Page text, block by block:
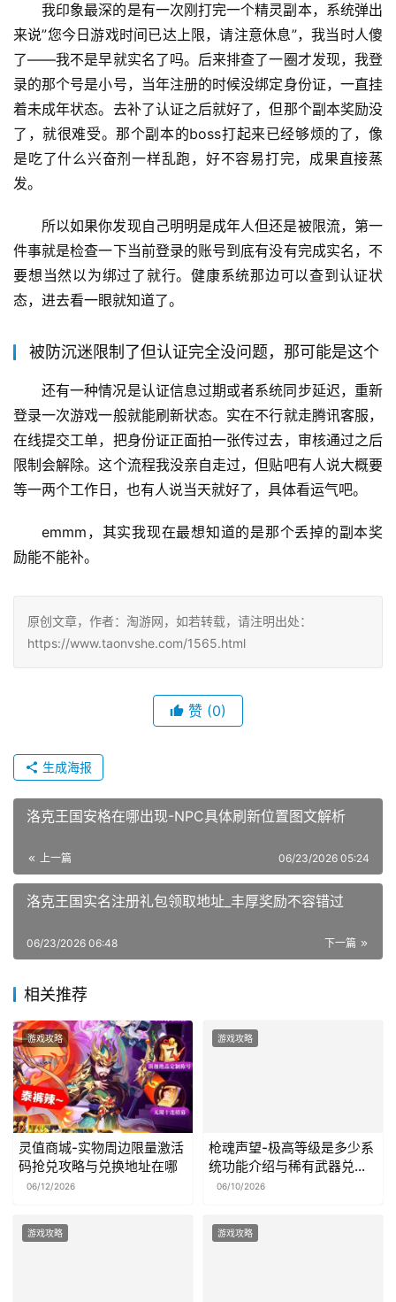
我印象最深的是有一次刚打完一个精灵副本，系统弹出
来说”您今日游戏时间已达上限，请注意休息”，我当时人傻
了——我不是早就实名了吗。后来排查了一圈才发现，我登
录的那个号是小号，当年注册的时候没绑定身份证，一直挂
着未成年状态。去补了认证之后就好了，但那个副本奖励没
了，就很难受。那个副本的boss打起来已经够烦的了，像
是吃了什么兴奋剂一样乱跑，好不容易打完，成果直接蒸
发。
所以如果你发现自己明明是成年人但还是被限流，第一
件事就是检查一下当前登录的账号到底有没有完成实名，不
要想当然以为绑过了就行。健康系统那边可以查到认证状
态，进去看一眼就知道了。
被防沉迷限制了但认证完全没问题，那可能是这个
还有一种情况是认证信息过期或者系统同步延迟，重新
登录一次游戏一般就能刷新状态。实在不行就走腾讯客服，
在线提交工单，把身份证正面拍一张传过去，审核通过之后
限制会解除。这个流程我没亲自走过，但贴吧有人说大概要
等一两个工作日，也有人说当天就好了，具体看运气吧。
emmm，其实我现在最想知道的是那个丢掉的副本奖
励能不能补。
原创文章，作者：淘游网，如若转载，请注明出处：
https://www.taonvshe.com/1565.html
赞 (0)
生成海报
洛克王国安格在哪出现-NPC具体刷新位置图文解析
上一篇 06/23/2026 05:24
洛克王国实名注册礼包领取地址_丰厚奖励不容错过
下一篇
06/23/2026 06:48
相关推荐
游戏攻略
灵值商城-实物周边限量激活
码抢兑攻略与兑换地址在哪
06/12/2026
游戏攻略
枪魂声望-极高等级是多少系
统功能介绍与稀有武器兑换
大全
06/10/2026
游戏攻略 游戏攻略